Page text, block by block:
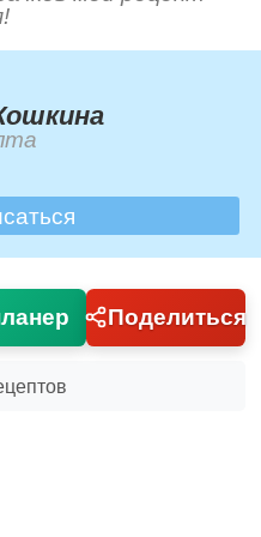
Поделиться